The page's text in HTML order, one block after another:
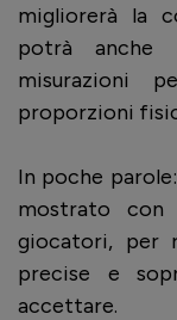
migliorerà la
potrà anche
misurazioni
proporzioni
In poche
mostrato con
giocatori, per
precise e
accettare.